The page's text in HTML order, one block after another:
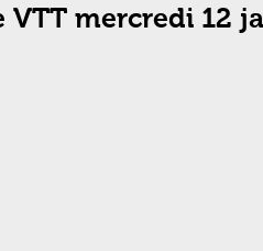
VTT mercredi 12